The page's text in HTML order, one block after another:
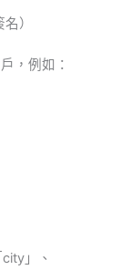
）
，例如：
」、